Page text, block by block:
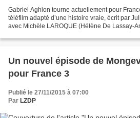
Gabriel Aghion tourne actuellement pour
téléfilm adapté d’une histoire vraie, écrit par
avec Michèle LAROQUE (Hélène De Lassay-
Un nouvel épisode de
pour France 3
Publié le 27/11/2015 à 07:00
Par LZDP